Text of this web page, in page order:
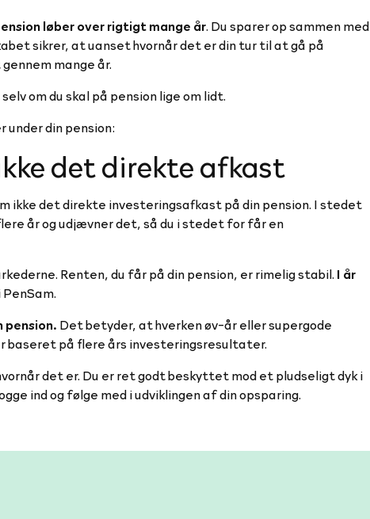
løber over rigtigt mange år. Du sparer op sammen med
sikrer, at uanset hvornår det er din tur til at gå på
mange år.
om du skal på pension lige om lidt.
under din pension:
det direkte afkast
ikke det direkte investeringsafkast på din pension. I stedet
år og udjævner det, så du i stedet for får en
Renten, du får på din pension, er rimelig stabil. I år
pension. Det betyder, at hverken øv-år eller supergode
baseret på flere års investeringsresultater.
det er. Du er ret godt beskyttet mod et pludseligt dyk i
ind og følge med i udviklingen af din opsparing.